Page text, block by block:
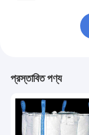
প্রস্তাবিত পণ্য